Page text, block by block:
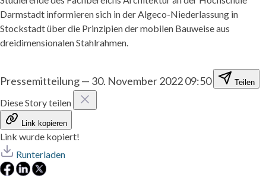
Darmstadt informieren sich in der Algeco-Niederlassung in
Stockstadt über die Prinzipien der mobilen Bauweise aus
dreidimensionalen Stahlrahmen.
Pressemitteilung— 30. November 2022 09:50 Teilen
Diese Story teilen
Link kopieren
Link wurde kopiert!
Runterladen